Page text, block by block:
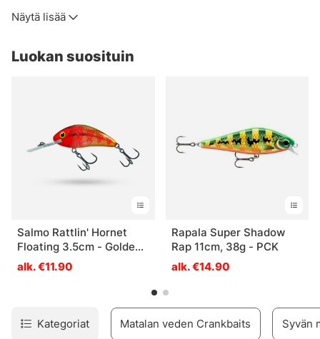
Useimmissa vaapuissa on räminäkuulia, jotka saavat aikaan
kahdesta tai useammasta osasta, jotka on liitetty löyhästi
kiinnittää veneen perään.
Näytä lisää
Luokan suosituin
Salmo Rattlin' Hornet
Floating 3.5cm - Golden
Red Head
alk. €11.90
Rapala Super Shadow
Rap 11cm, 38g - PCK
alk. €14.90
Kategoriat Matalan veden Crankbaits Syvän